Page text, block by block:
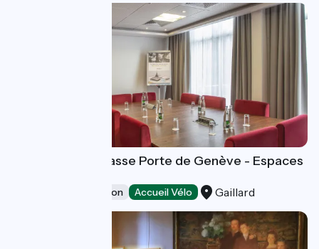
Mercure Annemasse Porte de Genève - Espaces
Leisure and recreation Accueil Vélo Gaillard